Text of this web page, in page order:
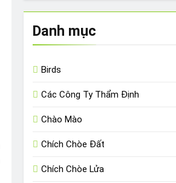
Danh mục
Birds
Các Công Ty Thẩm Định
Chào Mào
Chích Chòe Đất
Chích Chòe Lửa